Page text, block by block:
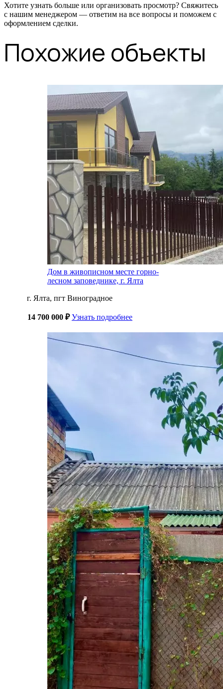
Хотите узнать больше или организовать просмотр? Свяжитесь
с нашим менеджером — ответим на все вопросы и поможем с
оформлением сделки.
Похожие объекты
Дом в живописном месте горно-
лесном заповеднике, г. Ялта
г. Ялта, пгт Виноградное
14 700 000 ₽ Узнать подробнее